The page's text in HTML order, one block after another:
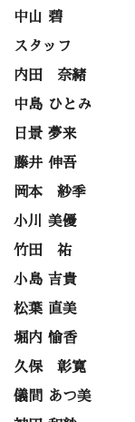
中山 碧
スタッフ
内田 奈緒
中島 ひとみ
日景 夢来
藤井 伸吾
岡本 紗季
小川 美優
竹田 祐
小島 吉貴
松葉 直美
堀内 愉香
久保 彰寛
儀間 あつ美